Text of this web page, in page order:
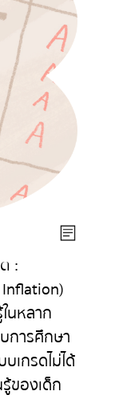
:
นหลาก
การศึกษา
บเกรดไม่ได้
ของเด็ก